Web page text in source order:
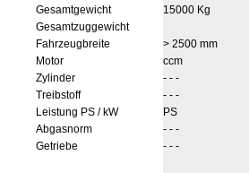
Gesamtgewicht
15000 Kg
Gesamtzuggewicht
Fahrzeugbreite
> 2500 mm
Motor
ccm
Zylinder
- - -
Treibstoff
- - -
Leistung PS / kW
PS
Abgasnorm
- - -
Getriebe
- - -